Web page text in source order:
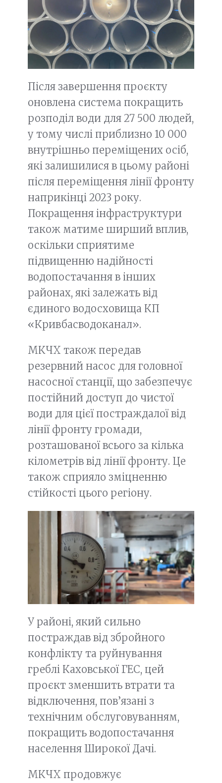
Після завершення проєкту
оновлена система покращить
розподіл води для 27 500 людей,
у тому числі приблизно 10 000
внутрішньо переміщених осіб,
які залишилися в цьому районі
після переміщення лінії фронту
наприкінці 2023 року.
Покращення інфраструктури
також матиме ширший вплив,
оскільки сприятиме
підвищенню надійності
водопостачання в інших
районах, які залежать від
єдиного водосховища КП
«Кривбасводоканал».
МКЧХ також передав
резервний насос для головної
насосної станції, що забезпечує
постійний доступ до чистої
води для цієї постраждалої від
лінії фронту громади,
розташованої всього за кілька
кілометрів від лінії фронту. Це
також сприяло зміцненню
стійкості цього регіону.
У районі, який сильно
постраждав від збройного
конфлікту та руйнування
греблі Каховської ГЕС, цей
проєкт зменшить втрати та
відключення, пов’язані з
технічним обслуговуванням,
покращить водопостачання
населення Широкої Дачі.
МКЧХ продовжує